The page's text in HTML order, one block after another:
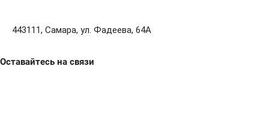
443111, Самара, ул. Фадеева, 64А
Оставайтесь на связи